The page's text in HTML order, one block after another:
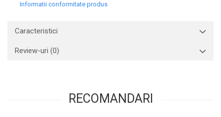
Informatii conformitate produs
Caracteristici
Review-uri (0)
RECOMANDARI